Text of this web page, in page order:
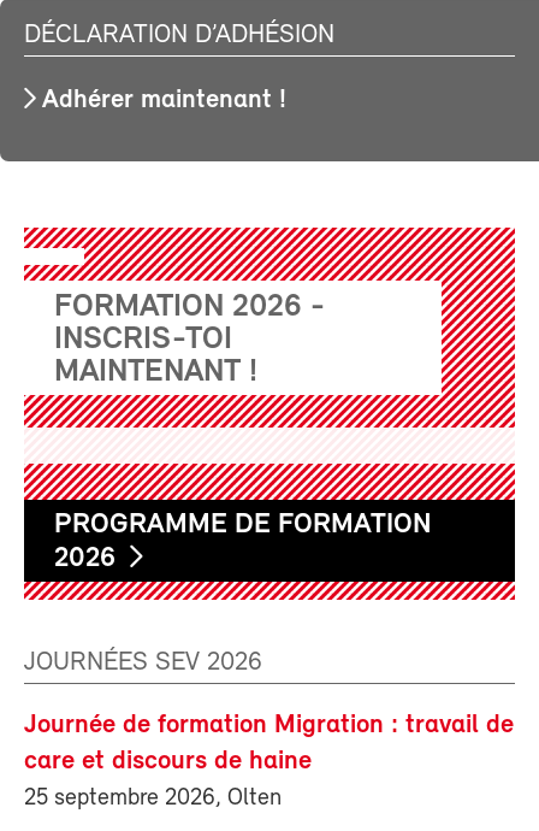
DÉCLARATION D’ADHÉSION
Adhérer maintenant !
FORMATION 2026 -
INSCRIS-TOI
MAINTENANT !
PROGRAMME DE FORMATION
2026
JOURNÉES SEV 2026
Journée de formation Migration : travail de
care et discours de haine
25 septembre 2026, Olten